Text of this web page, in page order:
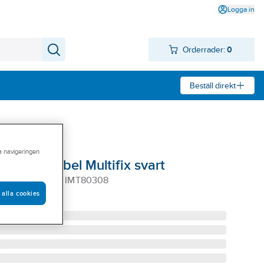
Logga in
Orderrader: 0
Beställ direkt
dubbel Multifix svart
6MM IMT80308
navigeringen
alla cookies